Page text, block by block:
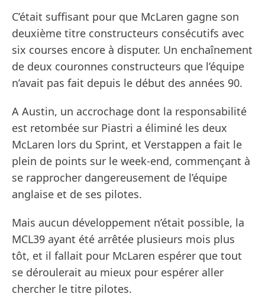
C’était suffisant pour que McLaren gagne son
deuxième titre constructeurs consécutifs avec
six courses encore à disputer. Un enchaînement
de deux couronnes constructeurs que l’équipe
n’avait pas fait depuis le début des années 90.
A Austin, un accrochage dont la responsabilité
est retombée sur Piastri a éliminé les deux
McLaren lors du Sprint, et Verstappen a fait le
plein de points sur le week-end, commençant à
se rapprocher dangereusement de l’équipe
anglaise et de ses pilotes.
Mais aucun développement n’était possible, la
MCL39 ayant été arrêtée plusieurs mois plus
tôt, et il fallait pour McLaren espérer que tout
se déroulerait au mieux pour espérer aller
chercher le titre pilotes.